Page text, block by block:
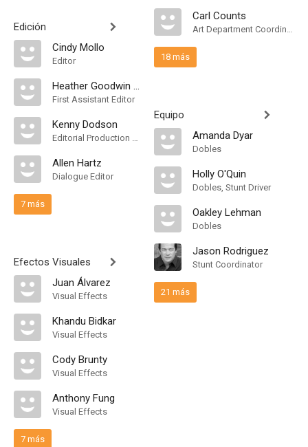
Edición
Cindy Mollo
Editor
Heather Goodwin Floyd
First Assistant Editor
Kenny Dodson
Editorial Production Assistant
Allen Hartz
Dialogue Editor
7 más
Efectos Visuales
Juan Álvarez
Visual Effects
Khandu Bidkar
Visual Effects
Cody Brunty
Visual Effects
Anthony Fung
Visual Effects
7 más
Carl Counts
Art Department Coordinator
18 más
Equipo
Amanda Dyar
Dobles
Holly O'Quin
Dobles, Stunt Driver
Oakley Lehman
Dobles
Jason Rodriguez
Stunt Coordinator
21 más